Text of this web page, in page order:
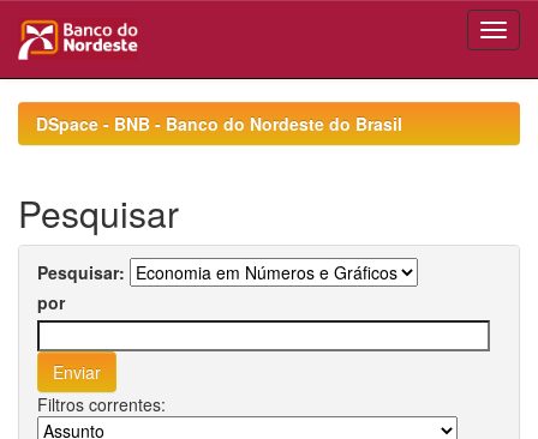
navigationDSpace - BNB - Banco do Nordeste do Brasil
Pesquisar
Pesquisar:
por
Filtros correntes: